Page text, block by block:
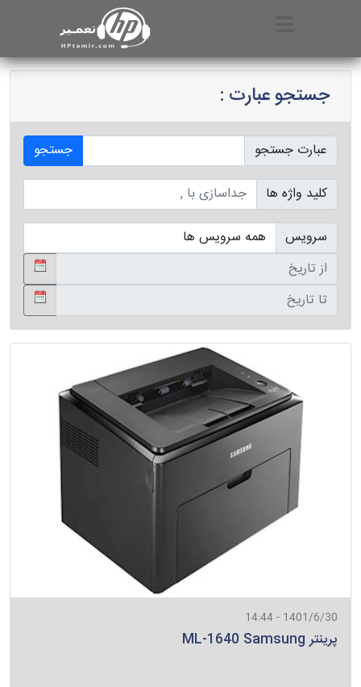
جستجو عبارت :
عبارت جستجو
جستجو
کلید واژه ها
سرویس
1401/6/30 - 14:44
پرینتر ML-1640 Samsung